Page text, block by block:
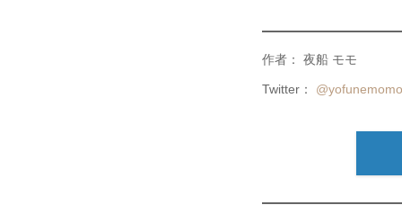
作者： 夜船 モモ
Twitter： @yofunemomo